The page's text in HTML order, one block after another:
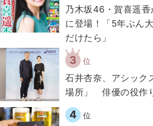
乃木坂46・賀喜遥
に登場！「5年ぶん
だけたら」
3 位
石井杏奈、アシック
場所」 俳優の役作
4 位